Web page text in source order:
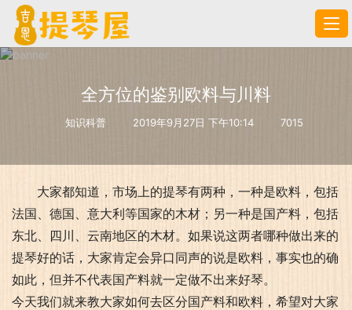
全方位的鉴别欧料与川料
知识科普 2019年9月27日 下午10:14 7015
大家都知道，市场上的提琴有两种，一种是欧料，包括
法国、德国、意大利等国家的木材；另一种是国产料，包括
东北、四川、云南地区的木材。如果说这两者哪种做出来的
提琴好的话，大家肯定会异口同声的说是欧料，事实也的确
如此，但并不代表国产料就一定做不出来好琴。
今天我们就来教大家如何去区分国产料和欧料，希望对大家